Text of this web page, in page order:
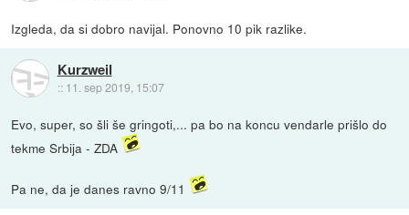
Izgleda, da si dobro navijal. Ponovno 10 pik razlike.
Kurzweil
:: 11. sep 2019, 15:07
Evo, super, so šli še gringoti,... pa bo na koncu vendarle prišlo do
tekme Srbija - ZDA
Pa ne, da je danes ravno 9/11